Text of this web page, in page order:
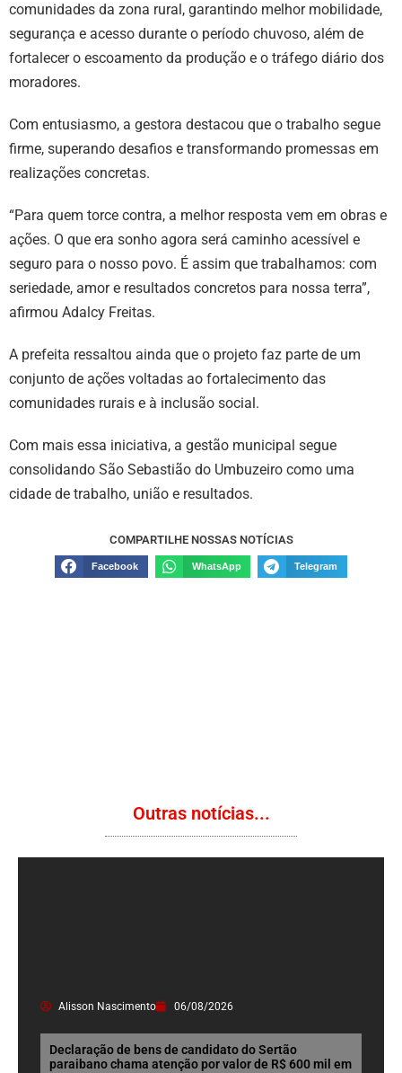
comunidades da zona rural, garantindo melhor mobilidade,
segurança e acesso durante o período chuvoso, além de
fortalecer o escoamento da produção e o tráfego diário dos
moradores.
Com entusiasmo, a gestora destacou que o trabalho segue
firme, superando desafios e transformando promessas em
realizações concretas.
“Para quem torce contra, a melhor resposta vem em obras e
ações. O que era sonho agora será caminho acessível e
seguro para o nosso povo. É assim que trabalhamos: com
seriedade, amor e resultados concretos para nossa terra”,
afirmou Adalcy Freitas.
A prefeita ressaltou ainda que o projeto faz parte de um
conjunto de ações voltadas ao fortalecimento das
comunidades rurais e à inclusão social.
Com mais essa iniciativa, a gestão municipal segue
consolidando São Sebastião do Umbuzeiro como uma
cidade de trabalho, união e resultados.
COMPARTILHE NOSSAS NOTÍCIAS
Facebook WhatsApp Telegram
Outras notícias...
Alisson Nascimento 06/08/2026
Declaração de bens de candidato do Sertão
paraibano chama atenção por valor de R$ 600 mil em